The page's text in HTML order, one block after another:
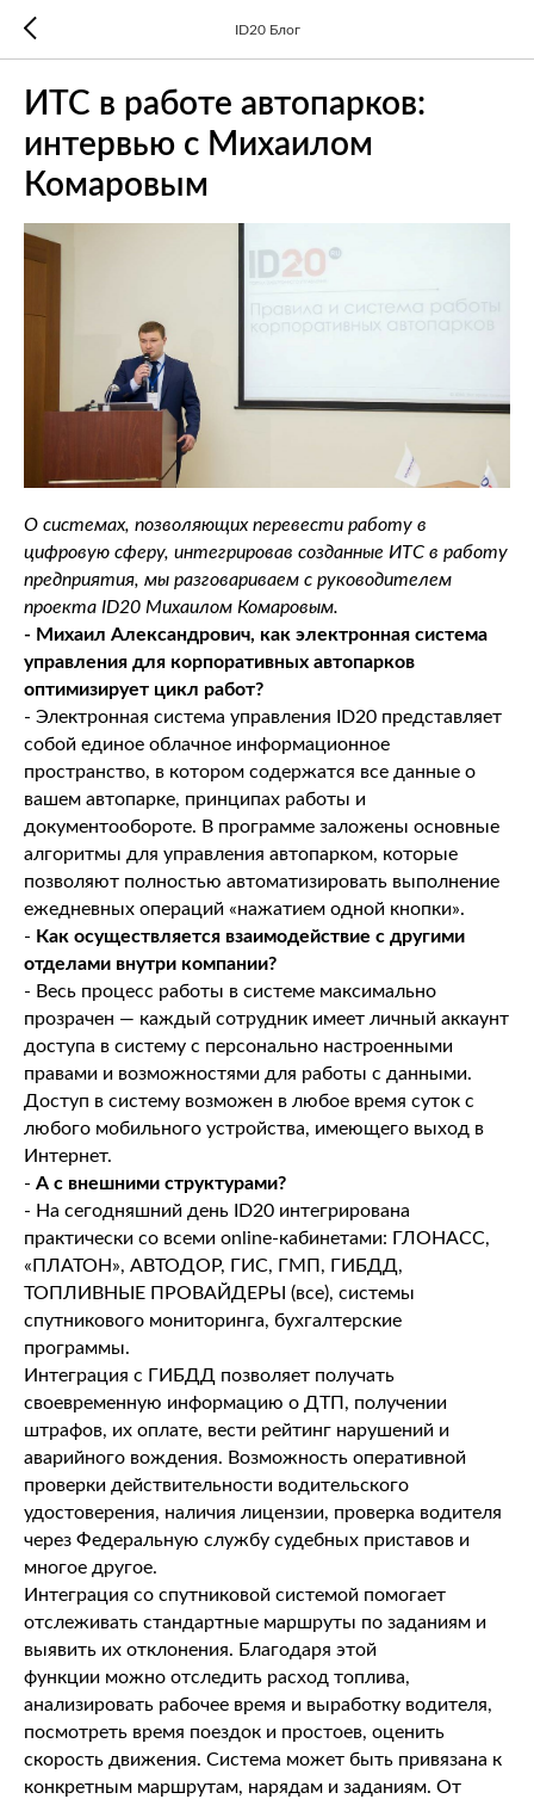
ID20 Блог
ИТС в работе автопарков:
интервью с Михаилом
Комаровым
О системах, позволяющих перевести работу в
цифровую сферу, интегрировав созданные ИТС в работу
предприятия, мы разговариваем с руководителем
проекта ID20 Михаилом Комаровым.
- Михаил Александрович, как электронная система
управления для корпоративных автопарков
оптимизирует цикл работ?
- Электронная система управления ID20 представляет
собой единое облачное информационное
пространство, в котором содержатся все данные о
вашем автопарке, принципах работы и
документообороте. В программе заложены основные
алгоритмы для управления автопарком, которые
позволяют полностью автоматизировать выполнение
ежедневных операций «нажатием одной кнопки».
- Как осуществляется взаимодействие с другими
отделами внутри компании?
- Весь процесс работы в системе максимально
прозрачен — каждый сотрудник имеет личный аккаунт
доступа в систему с персонально настроенными
правами и возможностями для работы с данными.
Доступ в систему возможен в любое время суток с
любого мобильного устройства, имеющего выход в
Интернет.
- А с внешними структурами?
- На сегодняшний день ID20 интегрирована
практически со всеми online-кабинетами: ГЛОНАСС,
«ПЛАТОН», АВТОДОР, ГИС, ГМП, ГИБДД,
ТОПЛИВНЫЕ ПРОВАЙДЕРЫ (все), системы
спутникового мониторинга, бухгалтерские
программы.
Интеграция с ГИБДД позволяет получать
своевременную информацию о ДТП, получении
штрафов, их оплате, вести рейтинг нарушений и
аварийного вождения. Возможность оперативной
проверки действительности водительского
удостоверения, наличия лицензии, проверка водителя
через Федеральную службу судебных приставов и
многое другое.
Интеграция со спутниковой системой помогает
отслеживать стандартные маршруты по заданиям и
выявить их отклонения. Благодаря этой
функции можно отследить расход топлива,
анализировать рабочее время и выработку водителя,
посмотреть время поездок и простоев, оценить
скорость движения. Система может быть привязана к
конкретным маршрутам, нарядам и заданиям. От